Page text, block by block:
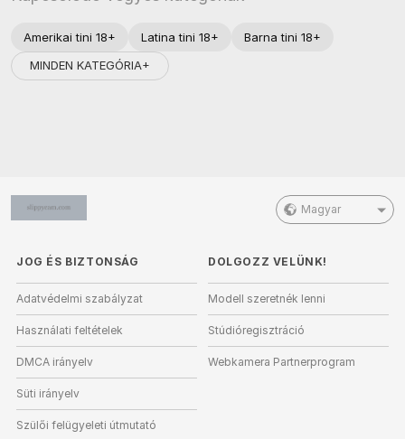
Amerikai tini 18+ Latina tini 18+
Barna tini 18+
MINDEN KATEGÓRIA+
Magyar
JOG ÉS BIZTONSÁG
Adatvédelmi szabályzat
Használati feltételek
DMCA irányelv
Süti irányelv
Szülői felügyeleti útmutató
DOLGOZZ VELÜNK!
Modell szeretnék lenni
Stúdióregisztráció
Webkamera Partnerprogram